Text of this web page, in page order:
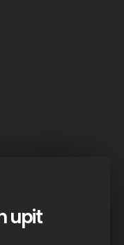
upit